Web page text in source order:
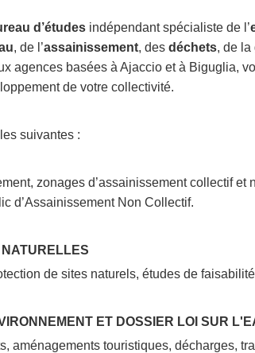
d’études indépendant spécialiste de l’
, de l’assainissement, des déchets, de la
agences basées à Ajaccio et à Biguglia,
de votre collectivité.
suivantes :
zonages d’assainissement collectif
d’Assainissement Non Collectif.
de sites naturels, études de
ET DOSSIER LOI SUR
aménagements touristiques, décharges,